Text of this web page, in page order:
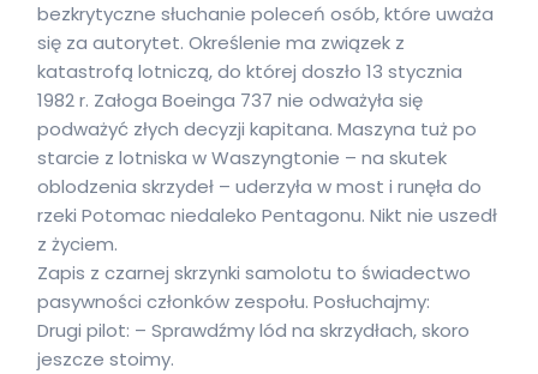
bezkrytyczne słuchanie poleceń osób, które uważa
się za autorytet. Określenie ma związek z
katastrofą lotniczą, do której doszło 13 stycznia
1982 r. Załoga Boeinga 737 nie odważyła się
podważyć złych decyzji kapitana. Maszyna tuż po
starcie z lotniska w Waszyngtonie – na skutek
oblodzenia skrzydeł – uderzyła w most i runęła do
rzeki Potomac niedaleko Pentagonu. Nikt nie uszedł
z życiem.
Zapis z czarnej skrzynki samolotu to świadectwo
pasywności członków zespołu. Posłuchajmy:
Drugi pilot: – Sprawdźmy lód na skrzydłach, skoro
jeszcze stoimy.